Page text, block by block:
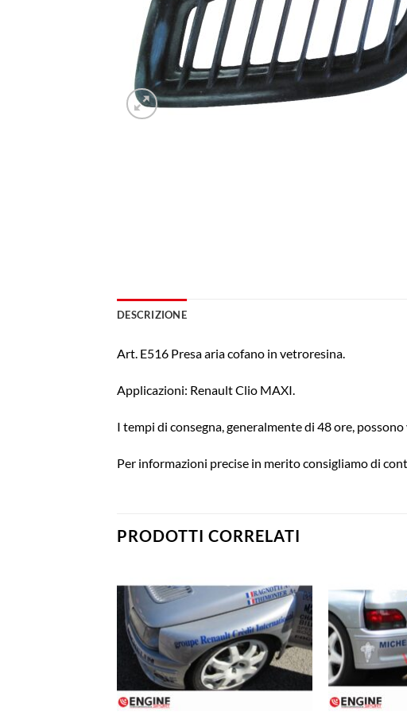
DESCRIZIONE
Art. E516 Presa aria cofano in vetroresina.
Applicazioni: Renault Clio MAXI.
I tempi di consegna, generalmente di 48 ore,
Per informazioni precise in merito consigliamo di
PRODOTTI CORRELATI
Aggiungi
alla lista
dei
desideri